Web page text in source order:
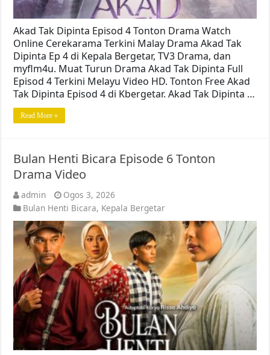
Akad Tak Dipinta Episod 4 Tonton Drama Watch
Online Cerekarama Terkini Malay Drama Akad Tak
Dipinta Ep 4 di Kepala Bergetar, TV3 Drama, dan
myflm4u. Muat Turun Drama Akad Tak Dipinta Full
Episod 4 Terkini Melayu Video HD. Tonton Free Akad
Tak Dipinta Episod 4 di Kbergetar. Akad Tak Dipinta …
Read More »
Bulan Henti Bicara Episode 6 Tonton
Drama Video
admin
Ogos 3, 2026
Bulan Henti Bicara, Kepala Bergetar